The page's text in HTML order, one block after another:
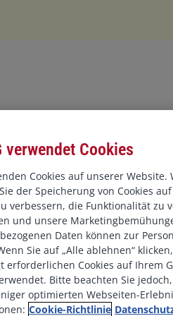
und
und
(auf Deutsch)
verwendet Cookies
Cookies auf unserer Website.
der Speicherung von Cookies
verbessern, die Funktionalität zu
und unsere
Daten können zur
Sie auf „Alle ablehnen“
erforderlichen Cookies auf Ihrem
Bitte beachten Sie
optimierten Webseiten-
Cookie-Richtlinie